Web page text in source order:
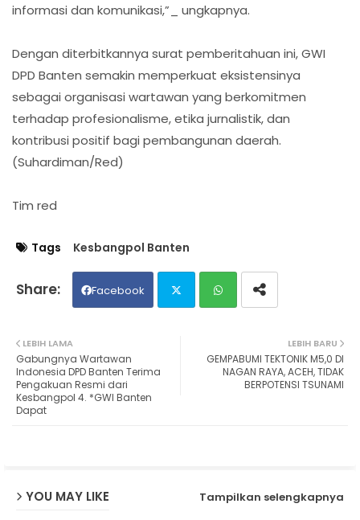
informasi dan komunikasi,”_ ungkapnya.
Dengan diterbitkannya surat pemberitahuan ini, GWI
DPD Banten semakin memperkuat eksistensinya
sebagai organisasi wartawan yang berkomitmen
terhadap profesionalisme, etika jurnalistik, dan
kontribusi positif bagi pembangunan daerah.
(Suhardiman/Red)
Tim red
Tags Kesbangpol Banten
Facebook
ats
LEBIH BARU
GEMPABUMI TEKTONIK M5,0 DI
NAGAN RAYA, ACEH, TIDAK
BERPOTENSI TSUNAMI
LEBIH LAMA
Gabungnya Wartawan
Indonesia DPD Banten Terima
Pengakuan Resmi dari
Kesbangpol 4. *GWI Banten
Dapat
YOU MAY LIKE Tampilkan selengkapnya